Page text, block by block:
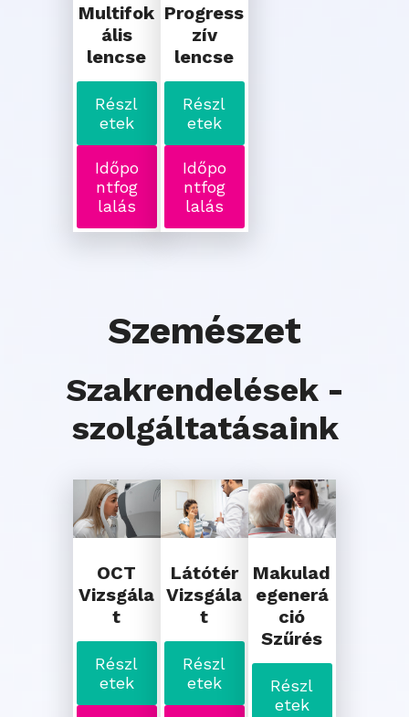
Multifok
ális
lencse
Részl
etek
Időpo
ntfog
lalás
Progress
zív
lencse
Részl
etek
Időpo
ntfog
lalás
Szemészet
Szakrendelések -
szolgáltatásaink
OCT
Vizsgála
t
Részl
etek
Látótér
Vizsgála
t
Részl
etek
Makulad
egenerá
ció
Szűrés
Részl
etek